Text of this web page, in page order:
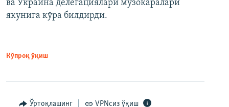
ва Украина делегациялари музокаралари
якунига кўра билдирди.
Кўпроқ ўқиш
Ўртоқлашинг VPNсиз ўқиш